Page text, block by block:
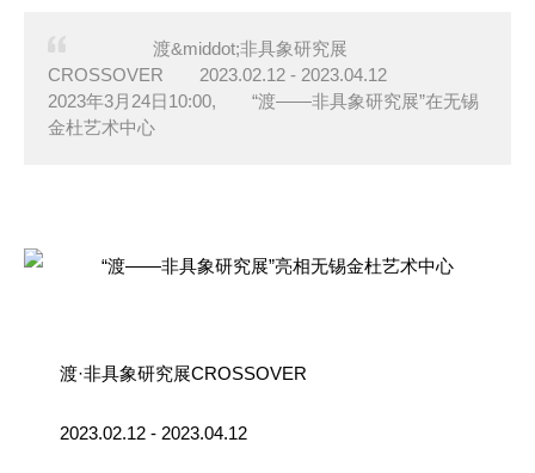
渡&middot;非具象研究展
CROSSOVER 2023.02.12 - 2023.04.12
2023年3月24日10:00, “渡——非具象研究展”在无锡
金杜艺术中心
渡·非具象研究展CROSSOVER
2023.02.12 - 2023.04.12